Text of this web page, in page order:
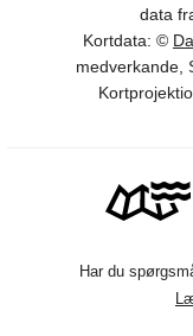
data
Kortdata: ©
medverkande,
Har du